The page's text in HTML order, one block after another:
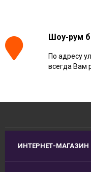
Шоу-рум
По адресу
всегда Вам
ИНТЕРНЕТ-МАГАЗИН